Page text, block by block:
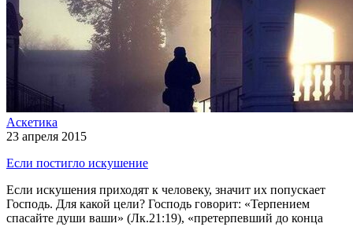
Аскетика
23 апреля 2015
Если постигло искушение
Если искушения приходят к человеку, значит их попускает
Господь. Для какой цели? Господь говорит: «Терпением
спасайте души ваши» (Лк.21:19), «претерпевший до конца